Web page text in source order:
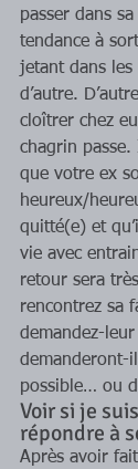
passer dans
tendance à
jetant dans les
d’autre.
cloîtrer chez
chagrin
que votre ex
heureux/
quitté(e) et
vie avec
retour sera
rencontrez sa
demandez-
demanderont-
possible… ou
Voir si je
répondre à
Après avoir